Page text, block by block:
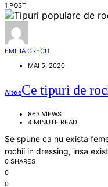
1 POST
EMILIA GRECU
MAI 5, 2020
AlteleCe tipuri de
863 VIEWS
4 MINUTE READ
Se spune ca nu exista
rochii in dressing, insa
0 SHARES
0
0